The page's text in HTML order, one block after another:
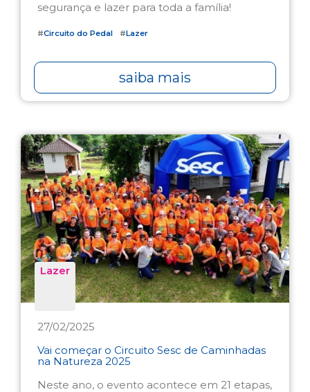
segurança e lazer para toda a família!
#Circuito do Pedal #Lazer
saiba mais
Lazer
27/02/2025
Vai começar o Circuito Sesc de Caminhadas
na Natureza 2025
Neste ano, o evento acontece em 21 etapas,